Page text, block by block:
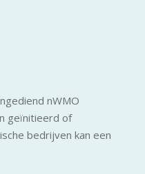
nWMO
geïnitieerd of
bedrijven kan een